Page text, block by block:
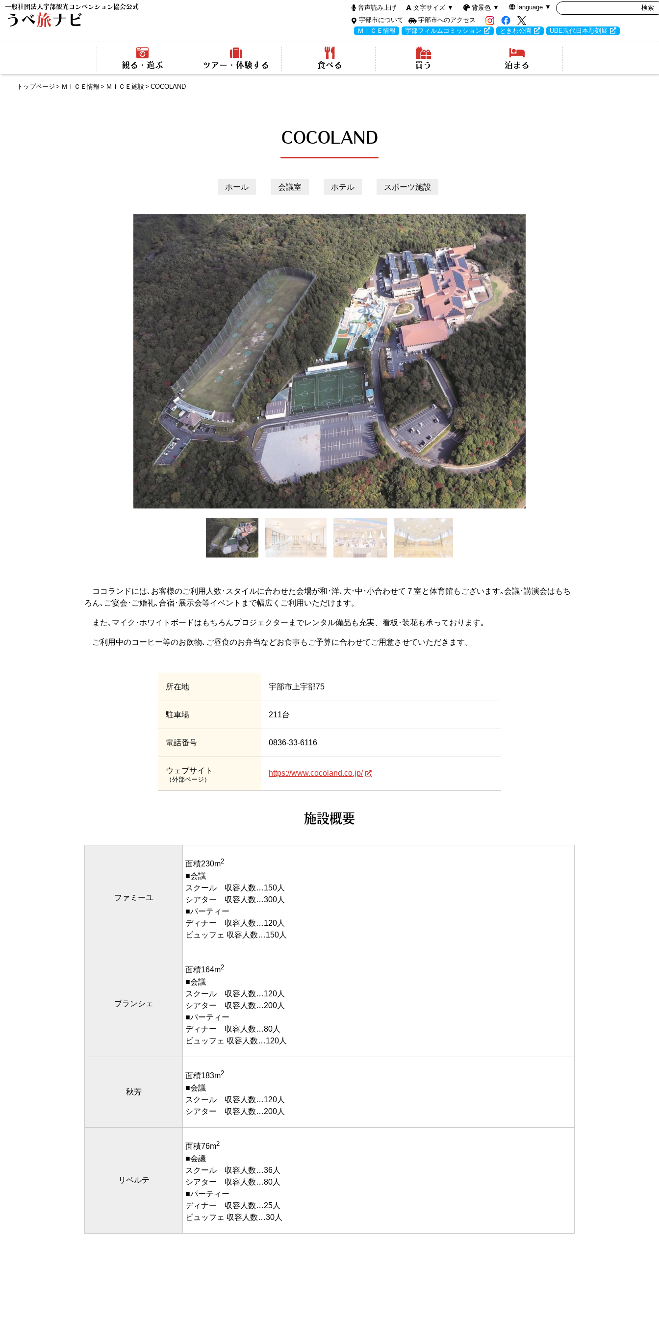
一般社団法人宇部観光コンベンション協会公式
うべ旅ナビ
音声読み上げ 文字サイズ ▼ 背景色 ▼
language ▼
宇部市について
宇部市へのアクセス
ＭＩＣＥ情報
宇部フィルムコミッション ときわ公園 UBE現代日本彫刻展
観る・遊ぶ ツアー・体験する 食べる 買う 泊まる
トップページ ＭＩＣＥ情報 ＭＩＣＥ施設 COCOLAND
COCOLAND
ホール 会議室 ホテル スポーツ施設
ココランドには､お客様のご利用人数･スタイルに合わせた会場が和･洋､大･中･小合わせて７室と体育館もございます｡会議･講演会はもち
ろん､ご宴会･ご婚礼､合宿･展示会等イベントまで幅広くご利用いただけます。
また､マイク･ホワイトボードはもちろんプロジェクターまでレンタル備品も充実、看板･装花も承っております｡
ご利用中のコーヒー等のお飲物､ご昼食のお弁当などお食事もご予算に合わせてご用意させていただきます。
所在地 宇部市上宇部75
駐車場 211台
電話番号 0836-33-6116
ウェブサイト
（外部ページ）
https://www.cocoland.co.jp/
施設概要
ファミーユ
面積230m2
■会議
スクール 収容人数…150人
シアター 収容人数…300人
■パーティー
ディナー 収容人数…120人
ビュッフェ 収容人数…150人
ブランシェ
面積164m2
■会議
スクール 収容人数…120人
シアター 収容人数…200人
■パーティー
ディナー 収容人数…80人
ビュッフェ 収容人数…120人
秋芳
面積183m2
■会議
スクール 収容人数…120人
シアター 収容人数…200人
リベルテ
面積76m2
■会議
スクール 収容人数…36人
シアター 収容人数…80人
■パーティー
ディナー 収容人数…25人
ビュッフェ 収容人数…30人